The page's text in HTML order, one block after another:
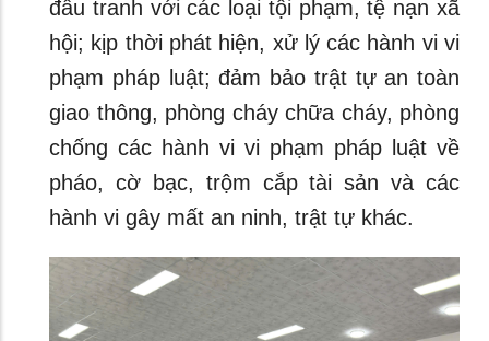
đấu tranh với các loại tội phạm, tệ nạn xã
hội; kịp thời phát hiện, xử lý các hành vi vi
phạm pháp luật; đảm bảo trật tự an toàn
giao thông, phòng cháy chữa cháy, phòng
chống các hành vi vi phạm pháp luật về
pháo, cờ bạc, trộm cắp tài sản và các
hành vi gây mất an ninh, trật tự khác.